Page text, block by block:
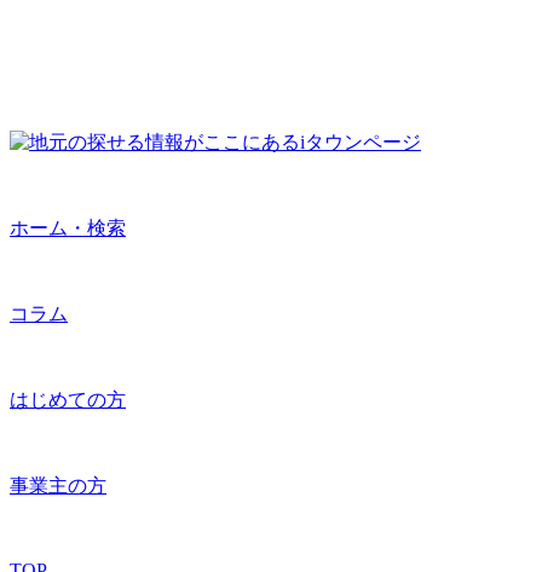
ホーム・検索
コラム
はじめての方
事業主の方